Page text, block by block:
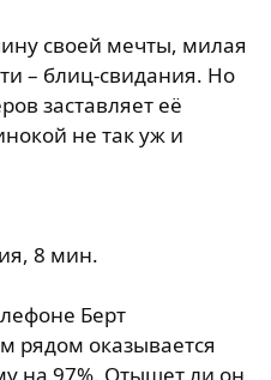
своей мечты, милая
– блиц-свидания. Но
заставляет её
не так уж и
8 мин.
Берт
рядом оказывается